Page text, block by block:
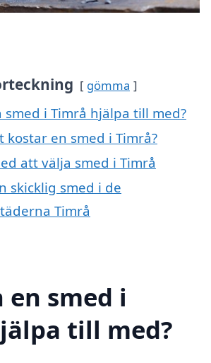
gömma
smed i Timrå hjälpa till med?
kostar en smed i Timrå?
att välja smed i Timrå
skicklig smed i de
Timrå
en smed i
till med?